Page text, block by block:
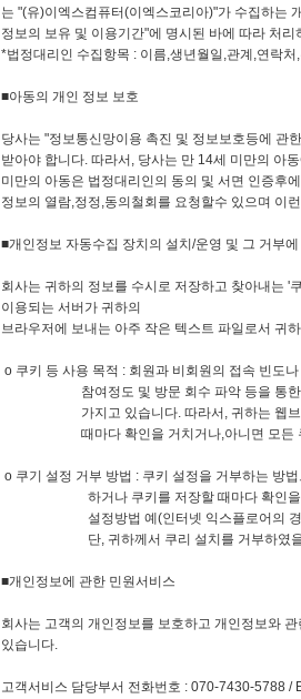
는 "(유)이엑스컴퓨터(이엑스코리아)"가 수집하는
정보의 보유 및 이용기간"에 명시된 바에 따라 처
*법정대리인 수집항목 : 이름,생년월일,관계,연락처
■아동의 개인 정보 보호
당사는 "정보통신망이용 촉진 및 정보보호등에 관
받아야 합니다. 따라서, 당사는 만 14세 미만의 아
미만의 아동은 법정대리인의 동의 및 서면 인증후
정보의 열람,정정,동의철회를 요청할수 있으며 이
■개인정보 자동수집 장치의 설치/운영 및 그 거부
회사는 귀하의 정보를 수시로 저장하고 찾아내는 '
이용되는 서버가 귀하의
브라우저에 보내는 아주 작은 텍스트 파일로서 귀
ο 쿠키 등 사용 목적 : 회원과 비회원의 접속 빈도
참여정도 및 방문 회수 파악 등을 통한 타켓
가지고 있습니다. 따라서, 귀하는 웹브라우
때마다 확인을 거치거나,아니면 모든 쿠키
ο 쿠기 설정 거부 방법 : 쿠키 설정을 거부하는 방
하거나 쿠키를 저장할 때마다 확인을 거치
설정방법 예(인터넷 익스플로어의 경우) :
단, 귀하께서 쿠리 설치를 거부하였을 경
■개인정보에 관한 민원서비스
회사는 고객의 개인정보를 보호하고 개인정보와
있습니다.
고객서비스 담당부서 전화번호 : 070-7430-5788 /